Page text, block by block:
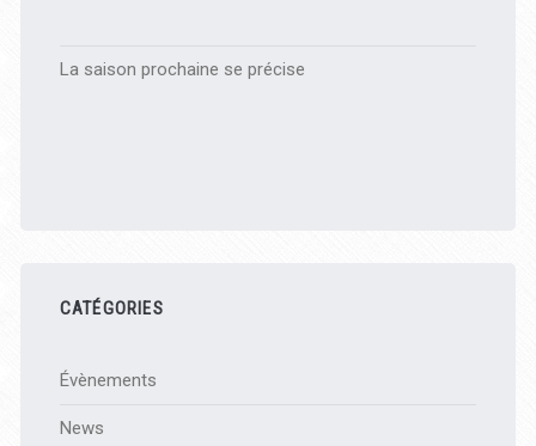
La saison prochaine se précise
CATÉGORIES
Évènements
News